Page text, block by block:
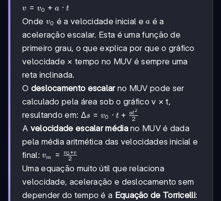
v =
v_0
+ a
\cdot
t
v = v0 + a ⋅ t
Onde v_0
v0 é a velocidade inicial ea
a é a
aceleração escalar. Esta é uma função de
primeiro grau, o que explica por que o gráfico
velocidade × tempo no MUV é sempre uma
reta inclinada.
O deslocamento escalarno MUV pode ser
calculado pela área sob o gráfico v × t,
resultando em: \Delta s =
v_0 \cdot
t +
\frac{at^2}
Δs = v0 ⋅ t + 2
at2
A velocidade escalar médiano MUV é dada
pela média aritmética das velocidades inicial e
final:v_m =
\frac{v_0
+ v}{2}
vm = 2
v0 +v
Uma equação muito útil que relaciona
velocidade, aceleração e deslocamento sem
depender do tempo é a Equação de Torricelli: